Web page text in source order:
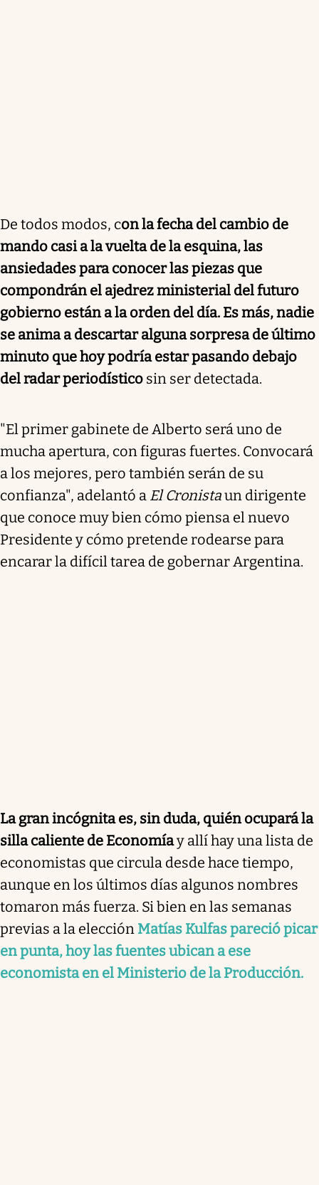
De todos modos, con la fecha del cambio de
mando casi a la vuelta de la esquina, las
ansiedades para conocer las piezas que
compondrán el ajedrez ministerial del futuro
gobierno están a la orden del día. Es más, nadie
se anima a descartar alguna sorpresa de último
minuto que hoy podría estar pasando debajo
del radar periodístico sin ser detectada.
"El primer gabinete de Alberto será uno de
mucha apertura, con figuras fuertes. Convocará
a los mejores, pero también serán de su
confianza", adelantó a El Cronistaun dirigente
que conoce muy bien cómo piensa el nuevo
Presidente y cómo pretende rodearse para
encarar la difícil tarea de gobernar Argentina.
La gran incógnita es, sin duda, quién ocupará la
silla caliente de Economíay allí hay una lista de
economistas que circula desde hace tiempo,
aunque en los últimos días algunos nombres
tomaron más fuerza. Si bien en las semanas
previas a la elección Matías Kulfas pareció picar
en punta, hoy las fuentes ubican a ese
economista en el Ministerio de la Producción.